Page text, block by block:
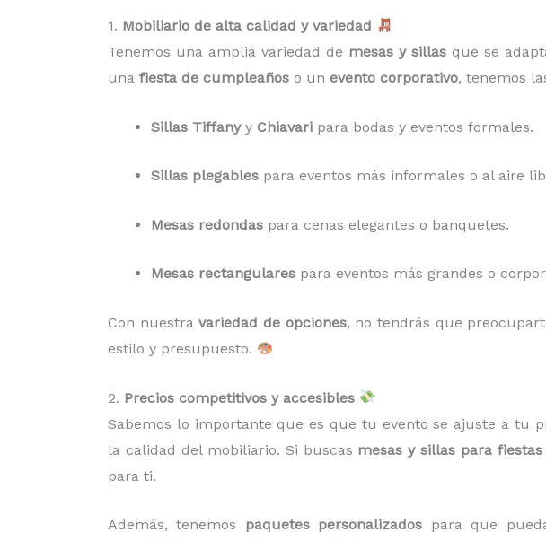
1. Mobiliario de alta calidad y variedad
Tenemos una amplia variedad de mesas y sillas que se
una fiesta de cumpleaños o un evento corporativo, tenemos
Sillas Tiffanyy Chiavari para bodas y eventos formales.
Sillas plegables para eventos más informales o al aire
Mesas redondas para cenas elegantes o banquetes.
Mesas rectangulares para eventos más grandes o
Con nuestravariedad de opciones, no tendrás que
estilo y presupuesto.
2. Precios competitivos y accesibles
Sabemos lo importante que es que tu evento se ajuste a tu
la calidad del mobiliario. Si buscas mesas y sillas para fiestas
para ti.
Además, tenemos paquetes personalizados para que